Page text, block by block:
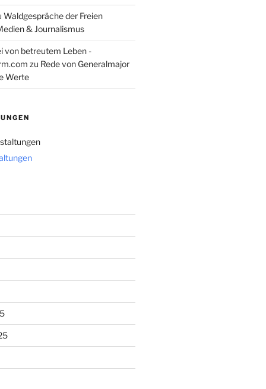
Waldgespräche der Freien
& Journalismus
von betreutem Leben -
zu Rede von Generalmajor
Werte